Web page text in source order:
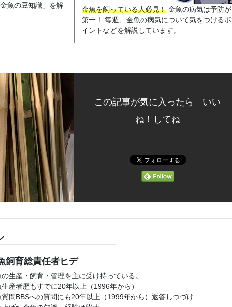
魚の豆知識」を解
金魚を飼っている人必見！ 金魚の病気は予防が
第一！ 毎週、金魚の病気について気をつけるポ
イントなどを解説しています。
この記事が気に入ったら いい
ね！してね
飼育総責任者ヒデ
生産・飼育・管理を主に受け持っている。
産者歴もすでに20年以上（1996年から）
質問BBSへの質問にも20年以上（1999年から）返答しつづけ